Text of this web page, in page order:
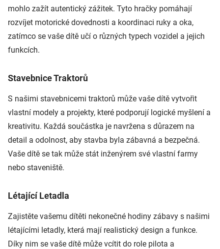
mohlo zažít autentický zážitek. Tyto hračky pomáhají
rozvíjet motorické dovednosti a koordinaci ruky a oka,
zatímco se vaše dítě učí o různých typech vozidel a jejich
funkcích.
Stavebnice Traktorů
S našimi stavebnicemi traktorů může vaše dítě vytvořit
vlastní modely a projekty, které podporují logické myšlení a
kreativitu. Každá součástka je navržena s důrazem na
detail a odolnost, aby stavba byla zábavná a bezpečná.
Vaše dítě se tak může stát inženýrem své vlastní farmy
nebo staveniště.
Létající Letadla
Zajistěte vašemu dítěti nekonečné hodiny zábavy s našimi
létajícími letadly, která mají realistický design a funkce.
Díky nim se vaše dítě může vcítit do role pilota a